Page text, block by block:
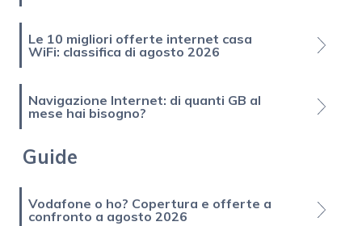
Le 10 migliori offerte internet casa
WiFi: classifica di agosto 2026
Navigazione Internet: di quanti GB al
mese hai bisogno?
Guide
Vodafone o ho? Copertura e offerte a
confronto a agosto 2026